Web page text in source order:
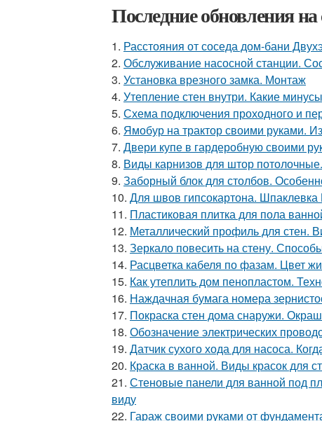
Последние обновления на
1. Расстояния от соседа дом-бани
2. Обслуживание насосной станции.
3. Установка врезного замка. Монтаж
4. Утепление стен внутри. Какие
5. Схема подключения проходного и
6. Ямобур на трактор своими руками.
7. Двери купе в гардеробную своими
8. Виды карнизов для штор
9. Заборный блок для столбов.
10. Для швов гипсокартона.
11. Пластиковая плитка для пола
12. Металлический профиль для стен.
13. Зеркало повесить на стену.
14. Расцветка кабеля по фазам. Цвет
15. Как утеплить дом пенопластом.
16. Наждачная бумага номера
17. Покраска стен дома снаружи.
18. Обозначение электрических
19. Датчик сухого хода для насоса.
20. Краска в ванной. Виды красок для
21. Стеновые панели для ванной под
виду
22. Гараж своими руками от